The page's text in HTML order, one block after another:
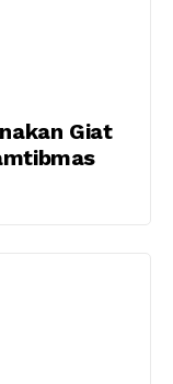
Giat